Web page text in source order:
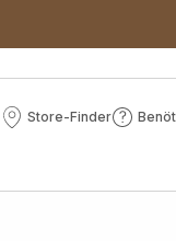
Store-Finder
Store-